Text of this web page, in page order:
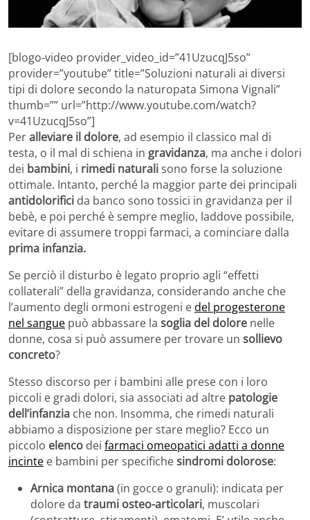
[blogo-video provider_video_id=”41UzucqJ5so”
provider=”youtube” title=”Soluzioni naturali ai diversi
tipi di dolore secondo la naturopata Simona Vignali”
thumb=”” url=”http://www.youtube.com/watch?
v=41UzucqJ5so”]
Peralleviare il dolore, ad esempio il classico mal di
testa, o il mal di schiena in gravidanza, ma anche i dolori
dei bambini, i rimedi naturalisono forse la soluzione
ottimale. Intanto, perché la maggior parte dei principali
antidolorifici da banco sono tossici in gravidanza per il
bebè, e poi perché è sempre meglio, laddove possibile,
evitare di assumere troppi farmaci, a cominciare dalla
prima infanzia.
Se perciò il disturbo è legato proprio agli “effetti
collaterali” della gravidanza, considerando anche che
l’aumento degli ormoni estrogeni edel progesterone
nel sangue può abbassare la soglia del dolore nelle
donne, cosa si può assumere per trovare un sollievo
concreto?
Stesso discorso per i bambini alle prese con i loro
piccoli e gradi dolori, sia associati ad altre patologie
dell’infanzia che non. Insomma, che rimedi naturali
abbiamo a disposizione per stare meglio? Ecco un
piccolo elenco dei farmaci omeopatici adatti a donne
incinte e bambini per specifichesindromi dolorose:
Arnica montana(in gocce o granuli): indicata per
dolore da traumi osteo-articolari, muscolari